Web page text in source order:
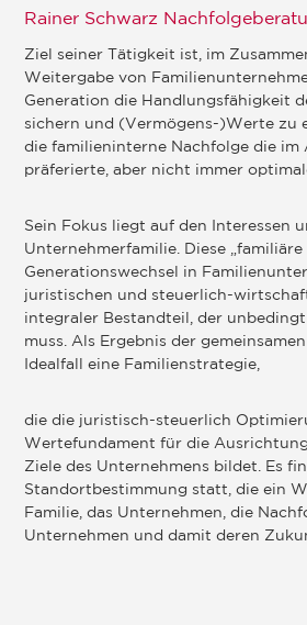
Rainer Schwarz
Ziel seiner Tätigkeit ist, im
Weitergabe von
Generation die Handlungsfähigkeit
sichern und (Vermögens-)Werte zu
die familieninterne Nachfolge die im
präferierte, aber nicht immer
Sein Fokus liegt auf den Interessen
Unternehmerfamilie. Diese „familiäre
Generationswechsel in
juristischen und steuerlich-
integraler Bestandteil, der
muss. Als Ergebnis der
Idealfall eine Familienstrategie,
die die juristisch-steuerlich
Wertefundament für die
Ziele des Unternehmens bildet. Es
Standortbestimmung statt, die ein
Familie, das Unternehmen, die
Unternehmen und damit deren